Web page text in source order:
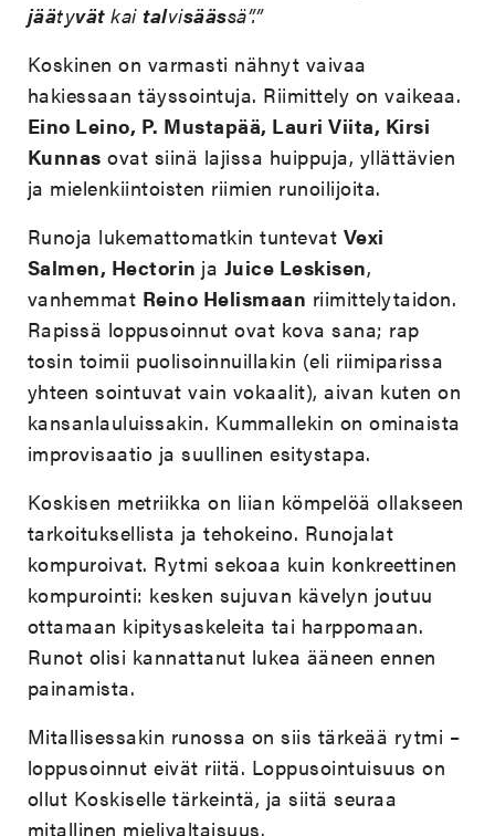
jäätyvätkai talvisäässä”.”
Koskinen on varmasti nähnyt vaivaa
hakiessaan täyssointuja. Riimittely on vaikeaa.
Eino Leino, P. Mustapää, Lauri Viita, Kirsi
Kunnas ovat siinä lajissa huippuja, yllättävien
ja mielenkiintoisten riimien runoilijoita.
Runoja lukemattomatkin tuntevat Vexi
Salmen, Hectorin ja Juice Leskisen,
vanhemmat Reino Helismaan riimittelytaidon.
Rapissä loppusoinnut ovat kova sana; rap
tosin toimii puolisoinnuillakin (eli riimiparissa
yhteen sointuvat vain vokaalit), aivan kuten on
kansanlauluissakin. Kummallekin on ominaista
improvisaatio ja suullinen esitystapa.
Koskisen metriikka on liian kömpelöä ollakseen
tarkoituksellista ja tehokeino. Runojalat
kompuroivat. Rytmi sekoaa kuin konkreettinen
kompurointi: kesken sujuvan kävelyn joutuu
ottamaan kipitysaskeleita tai harppomaan.
Runot olisi kannattanut lukea ääneen ennen
painamista.
Mitallisessakin runossa on siis tärkeää rytmi –
loppusoinnut eivät riitä. Loppusointuisuus on
ollut Koskiselle tärkeintä, ja siitä seuraa
mitallinen mielivaltaisuus.